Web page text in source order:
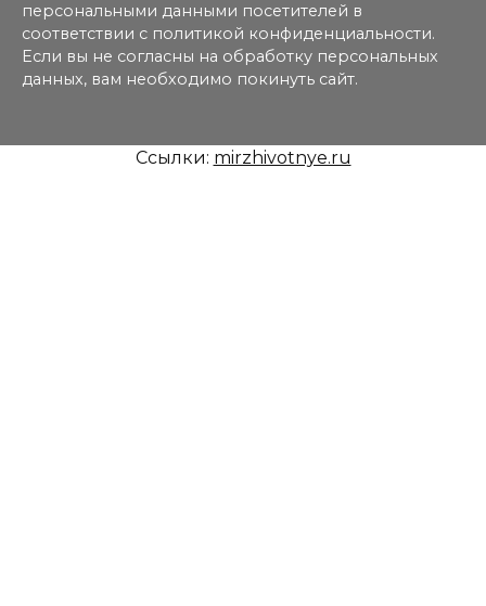
персональными данными посетителей в
соответствии с политикой конфиденциальности.
Если вы не согласны на обработку персональных
данных, вам необходимо покинуть сайт.
Ссылки: mirzhivotnye.ru